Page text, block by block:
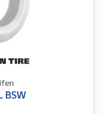
BSW